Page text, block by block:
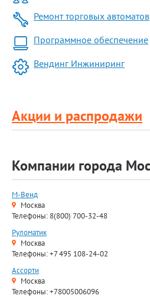
Ремонт торговых автоматов
Программное обеспечение
Вендинг Инжиниринг
Акции и распродажи
Компании города
М-Венд
Москва
Телефоны: 8(800) 700-32-48
Руломатик
Москва
Телефоны: +7 495 108-24-02
Ассорти
Москва
Телефоны: +78005006096